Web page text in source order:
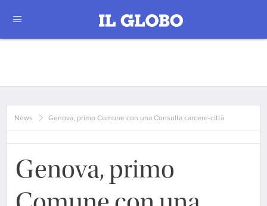
News Genova, primo Comune con una Consulta carcere-città
Genova, primo